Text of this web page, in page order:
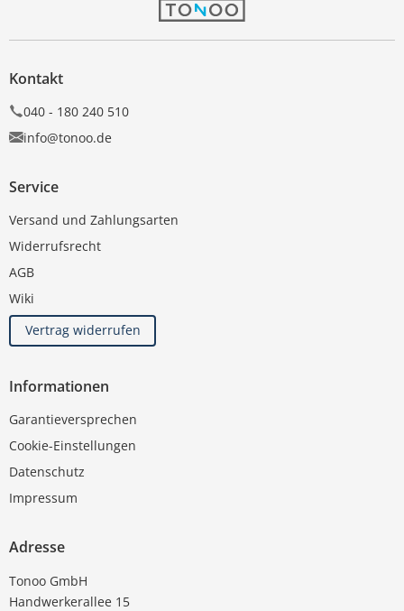
Kontakt
040 - 180 240 510
info@tonoo.de
Service
Versand und Zahlungsarten
Widerrufsrecht
AGB
Wiki
Vertrag widerrufen
Informationen
Garantieversprechen
Cookie-Einstellungen
Datenschutz
Impressum
Adresse
Tonoo GmbH
Handwerkerallee 15